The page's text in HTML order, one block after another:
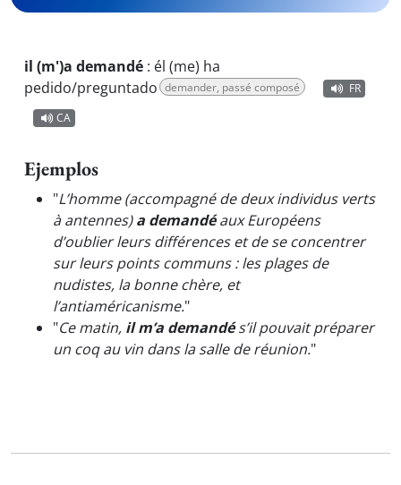
il (m')a demandé : él (me) ha
pedido/preguntado demander, passé composé
FR
CA
Ejemplos
"L’homme (accompagné de deux individus verts
à antennes)a demandéaux Européens
d’oublier leurs différences et de se concentrer
sur leurs points communs : les plages de
nudistes, la bonne chère, et
l’antiaméricanisme."
"Ce matin, il m’a demandés’il pouvait préparer
un coq au vin dans la salle de réunion."